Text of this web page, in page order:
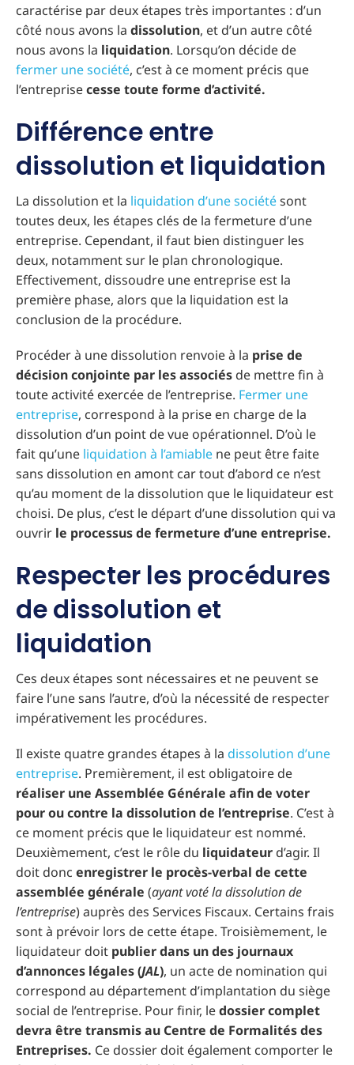
caractérise par deux étapes très importantes : d’un
côté nous avons la dissolution, et d’un autre côté
nous avons la liquidation. Lorsqu’on décide de
fermer une société, c’est à ce moment précis que
l’entreprisecesse toute forme d’activité.
Différence entre
dissolution et liquidation
La dissolution et la liquidation d’une sociétésont
toutes deux, les étapes clés de la fermeture d’une
entreprise. Cependant, il faut bien distinguer les
deux, notamment sur le plan chronologique.
Effectivement, dissoudre une entreprise est la
première phase, alors que la liquidation est la
conclusion de la procédure.
Procéder à une dissolution renvoie à la prise de
décision conjointe par les associés de mettre fin à
toute activité exercée de l’entreprise. Fermer une
entreprise, correspond à la prise en charge de la
dissolution d’un point de vue opérationnel. D’où le
fait qu’une liquidation à l’amiable ne peut être faite
sans dissolution en amont car tout d’abord ce n’est
qu’au moment de la dissolution que le liquidateur est
choisi. De plus, c’est le départ d’une dissolution qui va
ouvrir le processus de fermeture d’une entreprise.
Respecter les procédures
de dissolution et
liquidation
Ces deux étapes sont nécessaires et ne peuvent se
faire l’une sans l’autre, d’où la nécessité de respecter
impérativement les procédures.
Il existe quatre grandes étapes à la dissolution d’une
entreprise. Premièrement, il est obligatoire de
réaliser une Assemblée Générale afin de voter
pour ou contre la dissolution de l’entreprise. C’est à
ce moment précis que le liquidateur est nommé.
Deuxièmement, c’est le rôle du liquidateur d’agir. Il
doit donc enregistrer le procès-verbal de cette
assemblée générale (ayant voté la dissolution de
l’entreprise) auprès des Services Fiscaux. Certains frais
sont à prévoir lors de cette étape. Troisièmement, le
liquidateur doit publier dans un des journaux
d’annonces légales (JAL), un acte de nomination qui
correspond au département d’implantation du siège
social de l’entreprise. Pour finir, ledossier complet
devra être transmis au Centre de Formalités des
Entreprises. Ce dossier doit également comporter le